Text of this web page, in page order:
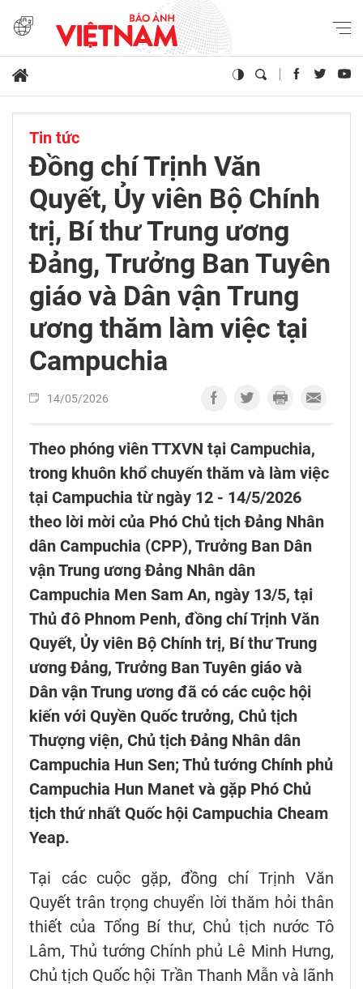
Tin tức
Đồng chí Trịnh Văn
Quyết, Ủy viên Bộ Chính
trị, Bí thư Trung ương
Đảng, Trưởng Ban Tuyên
giáo và Dân vận Trung
ương thăm làm việc tại
Campuchia
14/05/2026
Theo phóng viên TTXVN tại Campuchia,
trong khuôn khổ chuyến thăm và làm việc
tại Campuchia từ ngày 12 - 14/5/2026
theo lời mời của Phó Chủ tịch Đảng Nhân
dân Campuchia (CPP), Trưởng Ban Dân
vận Trung ương Đảng Nhân dân
Campuchia Men Sam An, ngày 13/5, tại
Thủ đô Phnom Penh, đồng chí Trịnh Văn
Quyết, Ủy viên Bộ Chính trị, Bí thư Trung
ương Đảng, Trưởng Ban Tuyên giáo và
Dân vận Trung ương đã có các cuộc hội
kiến với Quyền Quốc trưởng, Chủ tịch
Thượng viện, Chủ tịch Đảng Nhân dân
Campuchia Hun Sen; Thủ tướng Chính phủ
Campuchia Hun Manet và gặp Phó Chủ
tịch thứ nhất Quốc hội Campuchia Cheam
Yeap.
Tại các cuộc gặp, đồng chí Trịnh Văn
Quyết trân trọng chuyển lời thăm hỏi thân
thiết của Tổng Bí thư, Chủ tịch nước Tô
Lâm, Thủ tướng Chính phủ Lê Minh Hưng,
Chủ tịch Quốc hội Trần Thanh Mẫn và lãnh